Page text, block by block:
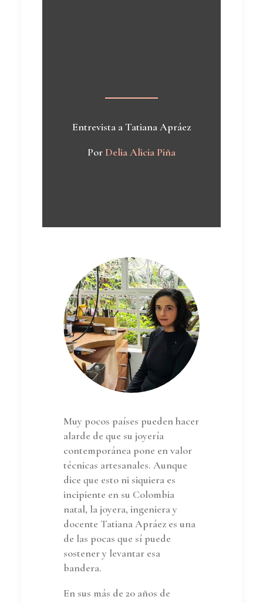
Entrevista a Tatiana Apráez
Por Delia Alicia Piña
Muy pocos países pueden hacer
alarde de que su joyería
contemporánea pone en valor
técnicas artesanales. Aunque
dice que esto ni siquiera es
incipiente en su Colombia
natal, la joyera, ingeniera y
docente Tatiana Apráez es una
de las pocas que sí puede
sostener y levantar esa
bandera.
En sus más de 20 años de